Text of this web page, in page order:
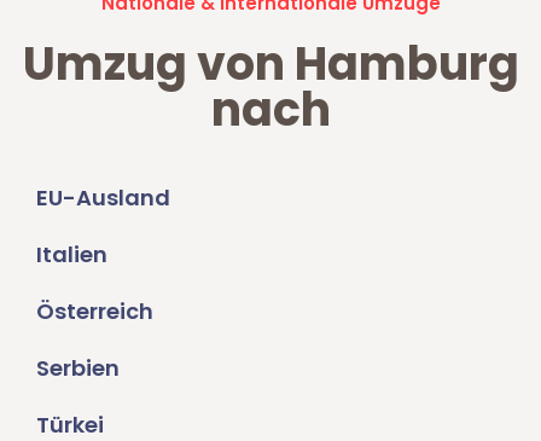
Umzug von Hamburg
nach
EU-Ausland
Italien
Österreich
Serbien
Türkei